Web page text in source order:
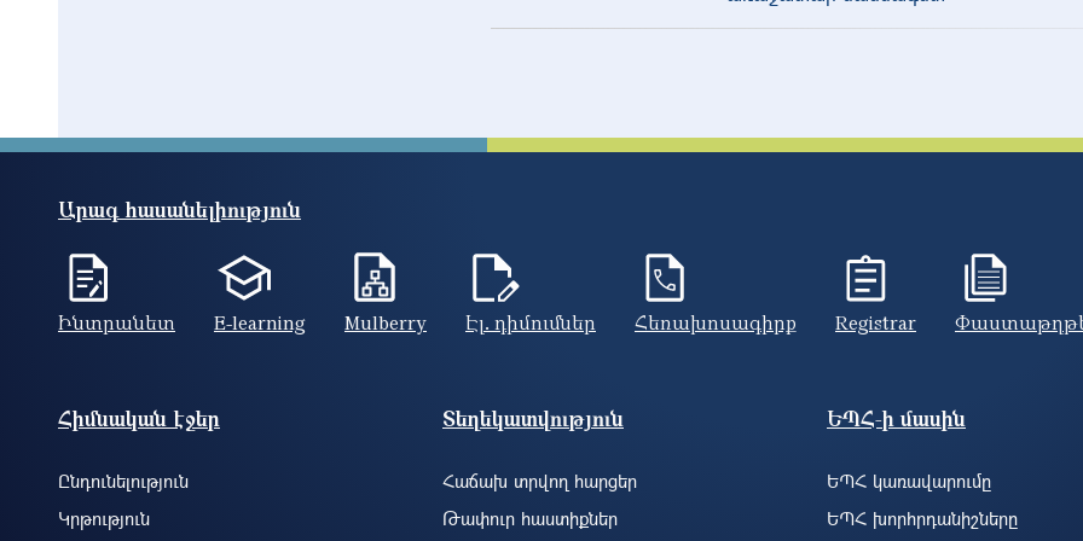
Արագ հասանելիություն
Ինտրանետ E-learning Mulberry Էլ. դիմումներ Հեռախոսագիրք Registrar
Footer site information
Հիմնական էջեր
Ընդունելություն
Կրթություն
Տեղեկատվություն
Հաճախ տրվող հարցեր
Թափուր հաստիքներ
ԵՊՀ-ի մասին
ԵՊՀ կառավարումը
ԵՊՀ խորհրդանիշները